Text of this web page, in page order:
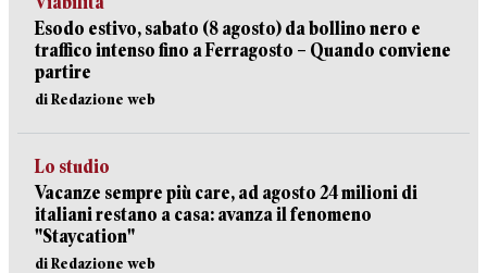
Esodo estivo, sabato (8 agosto) da bollino nero e
traffico intenso fino a Ferragosto – Quando conviene
partire
di Redazione web
Lo studio
Vacanze sempre più care, ad agosto 24 milioni di
italiani restano a casa: avanza il fenomeno
"Staycation"
di Redazione web